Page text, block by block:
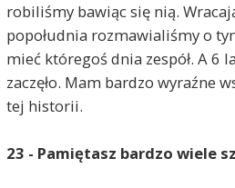
robiliśmy bawiąc się nią.
popołudnia rozmawialiśmy o
mieć któregoś dnia zespół. A 6
zaczęło. Mam bardzo wyraźne
tej historii.
23 - Pamiętasz bardzo wiele